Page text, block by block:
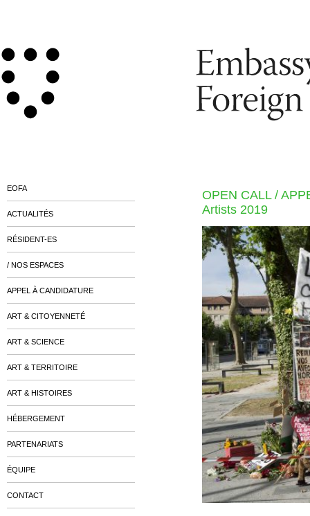
OPEN CALL /
Artists 2019
EOFA
ACTUALITÉS
RÉSIDENT-ES
/ NOS ESPACES
APPEL À CANDIDATURE
ART & CITOYENNETÉ
ART & SCIENCE
ART & TERRITOIRE
ART & HISTOIRES
HÉBERGEMENT
PARTENARIATS
ÉQUIPE
CONTACT